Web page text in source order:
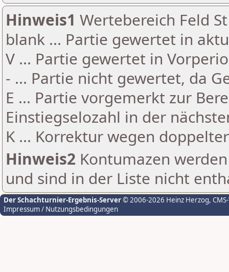
Hinweis1 Wertebereich Feld
blank ... Partie gewertet in
V ... Partie gewertet in
- ... Partie nicht gewertet, da
E ... Partie vorgemerkt zur
Einstiegselozahl in der
K ... Korrektur wegen
Hinweis2 Kontumazen
und sind in der Liste nicht
Der Schachturnier-Ergebnis-Server© 2006-2026 Heinz Herzog,
Impressum / Nutzungsbedingungen